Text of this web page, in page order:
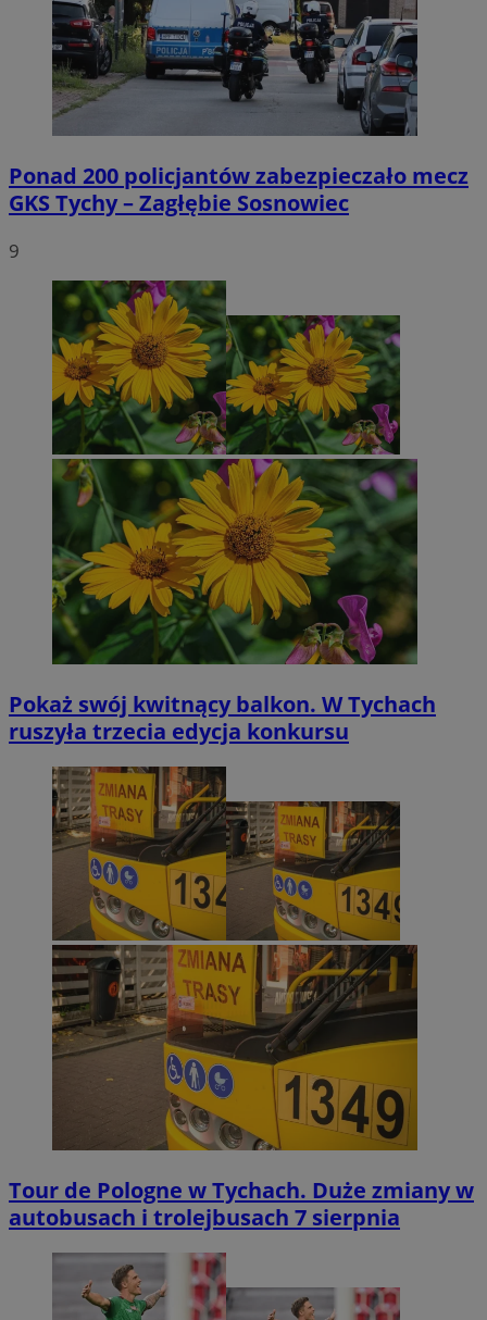
Ponad 200 policjantów zabezpieczało mecz
GKS Tychy – Zagłębie Sosnowiec
9
Pokaż swój kwitnący balkon. W Tychach
ruszyła trzecia edycja konkursu
Tour de Pologne w Tychach. Duże zmiany w
autobusach i trolejbusach 7 sierpnia